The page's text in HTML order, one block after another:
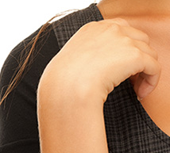
hos os, så er der altid
og ingen skjulte gebyrer.